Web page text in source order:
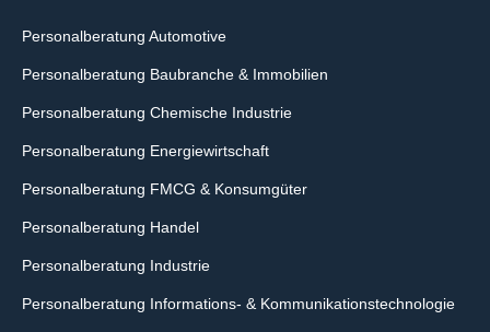
Personalberatung Automotive
Personalberatung Baubranche & Immobilien
Personalberatung Chemische Industrie
Personalberatung Energiewirtschaft
Personalberatung FMCG & Konsumgüter
Personalberatung Handel
Personalberatung Industrie
Personalberatung Informations- & Kommunikationstechnologie